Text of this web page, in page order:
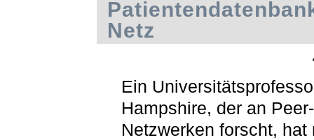
Netz
Ein
Hampshire, der an
Netzwerken forscht, hat